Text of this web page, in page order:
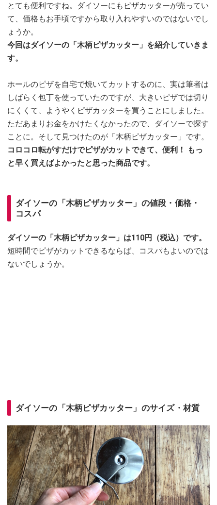
とても便利ですね。ダイソーにもピザカッターが売ってい
て、価格もお手頃ですから取り入れやすいのではないでし
ょうか。
今回はダイソーの「木柄ピザカッター」を紹介していきま
す。
ホールのピザを自宅で焼いてカットするのに、実は筆者は
しばらく包丁を使っていたのですが、大きいピザでは切り
にくくて、ようやくピザカッターを買うことにしました。
ただあまりお金をかけたくなかったので、ダイソーで探す
ことに。そして見つけたのが「木柄ピザカッター」です。
コロコロ転がすだけでピザがカットできて、便利！ もっ
と早く買えばよかったと思った商品です。
ダイソーの「木柄ピザカッター」の値段・価格・
コスパ
ダイソーの「木柄ピザカッター」は110円（税込）です。
短時間でピザがカットできるならば、コスパもよいのでは
ないでしょうか。
ダイソーの「木柄ピザカッター」のサイズ・材質